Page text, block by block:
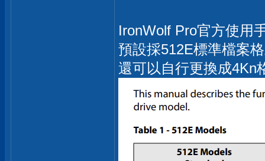
IronWolf Pro官方使用
預設採512E標準檔案
還可以自行更換成4Kn